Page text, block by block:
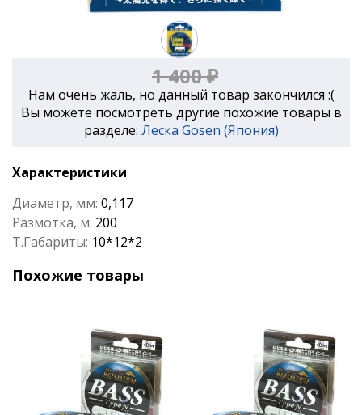
1 400 ₽
Нам очень жаль, но данный товар закончился :(
Вы можете посмотреть другие похожие товары в
разделе: Леска Gosen (Япония)
Характеристики
Диаметр, мм: 0,117
Размотка, м: 200
Т.Габариты: 10*12*2
Похожие товары